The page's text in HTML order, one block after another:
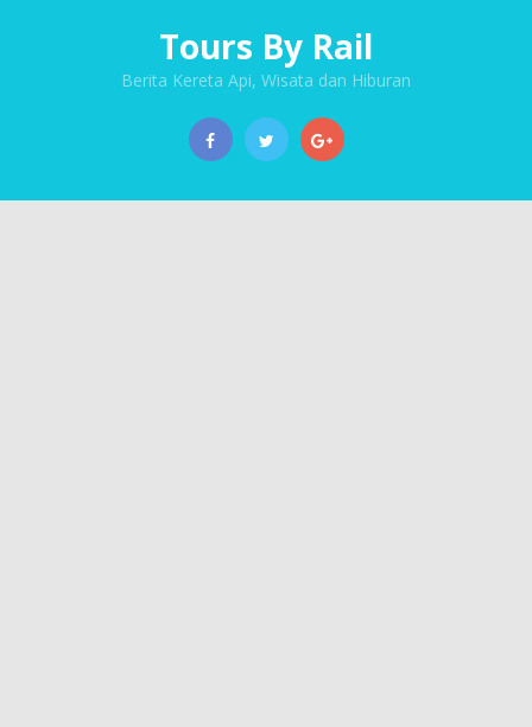
Tours By Rail
Berita Kereta Api, Wisata dan Hiburan